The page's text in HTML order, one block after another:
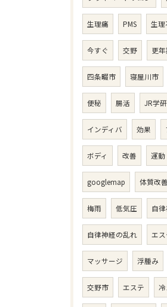
生理痛 PMS 生理
今すぐ 交野 更
四条畷市 寝屋川市
便秘 腸活 JR学
インディバ 効果
ボディ 改善 運動
googlemap 体質改善
梅雨 低気圧 自
自律神経の乱れ エ
マッサージ 浮腫み
交野市 エステ